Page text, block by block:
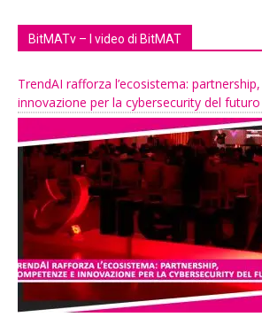
BitMATv – I video di BitMAT
TrendAI rafforza l’ecosistema:
innovazione per la cybersecurity del futuro